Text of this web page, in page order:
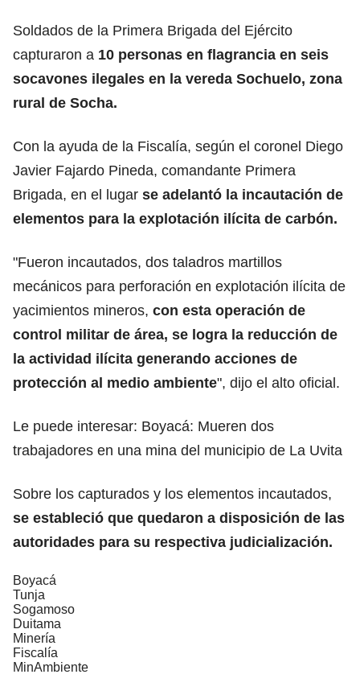
Soldados de la Primera Brigada del Ejército
capturaron a 10 personas en flagrancia en seis
socavones ilegales en la vereda Sochuelo, zona
rural de Socha.
Con la ayuda de la Fiscalía, según el coronel Diego
Javier Fajardo Pineda, comandante Primera
Brigada, en el lugar se adelantó la incautación de
elementos para la explotación ilícita de carbón.
"Fueron incautados, dos taladros martillos
mecánicos para perforación en explotación ilícita de
yacimientos mineros, con esta operación de
control militar de área, se logra la reducción de
la actividad ilícita generando acciones de
protección al medio ambiente", dijo el alto oficial.
Le puede interesar: Boyacá: Mueren dos
trabajadores en una mina del municipio de La Uvita
Sobre los capturados y los elementos incautados,
se estableció que quedaron a disposición de las
autoridades para su respectiva judicialización.
Boyacá
Tunja
Sogamoso
Duitama
Minería
Fiscalía
MinAmbiente